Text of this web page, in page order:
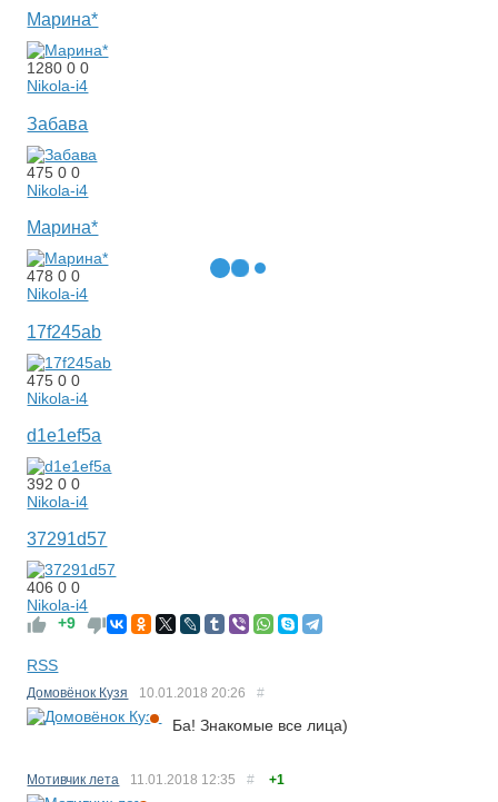
Марина*
128000
Nikola-i4
Забава
47500
Nikola-i4
Марина*
47800
Nikola-i4
17f245ab
47500
Nikola-i4
d1e1ef5a
39200
Nikola-i4
37291d57
40600
Nikola-i4
+9
RSS
Домовёнок Кузя 10.01.2018 20:26 #
Ба! Знакомые все лица)
Мотивчик лета 11.01.2018 12:35 # +1